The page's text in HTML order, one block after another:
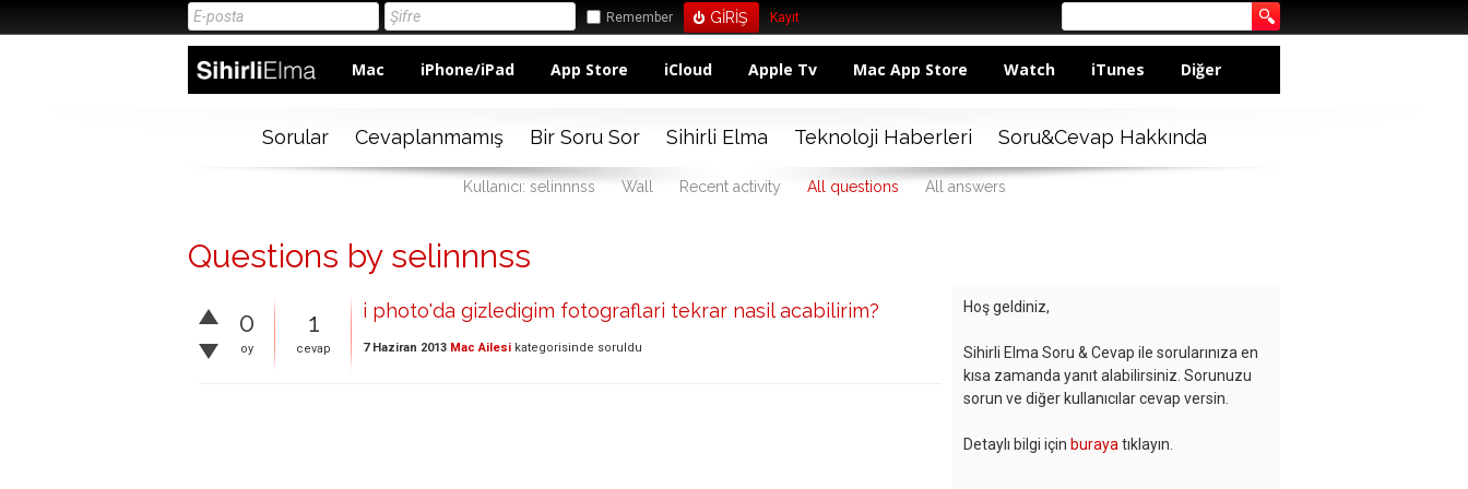
Remember Kayıt
Mac iPhone/iPad App Store iCloud Apple Tv Mac App Store Watch iTunes Diğer
Sorular Cevaplanmamış Bir Soru Sor Sihirli Elma Teknoloji Haberleri Soru&Cevap Hakkında
Kullanıcı: selinnnss Wall Recent activity All questions All answers
Questions by selinnnss
0
oy
1
cevap
i photo'da gizledigim fotograflari tekrar nasil acabilirim?
7 Haziran 2013 Mac Ailesi kategorisinde soruldu
Hoş geldiniz,
Sihirli Elma Soru & Cevap ile sorularınıza en
kısa zamanda yanıt alabilirsiniz. Sorunuzu
sorun ve diğer kullanıcılar cevap versin.
Detaylı bilgi için buraya tıklayın.